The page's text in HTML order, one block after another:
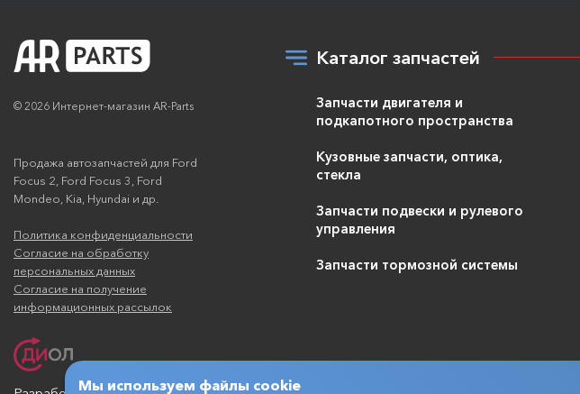
© 2026 Интернет-магазин AR-Parts
Продажа автозапчастей для Ford
Focus 2, Ford Focus 3, Ford
Mondeo, Kia, Hyundai и др.
Политика конфиденциальности
Согласие на обработку
персональных данных
Согласие на получение
информационных рассылок
Каталог запчастей
Запчасти двигателя и
подкапотного пространства
Кузовные запчасти, оптика,
стекла
Запчасти подвески и рулевого
управления
Запчасти тормозной системы
Мы используем файлы cookie